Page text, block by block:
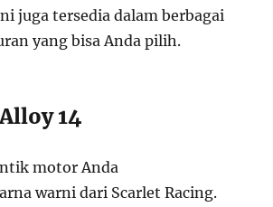
juga tersedia dalam berbagai
yang bisa Anda pilih.
14
motor Anda
warni dari Scarlet Racing.